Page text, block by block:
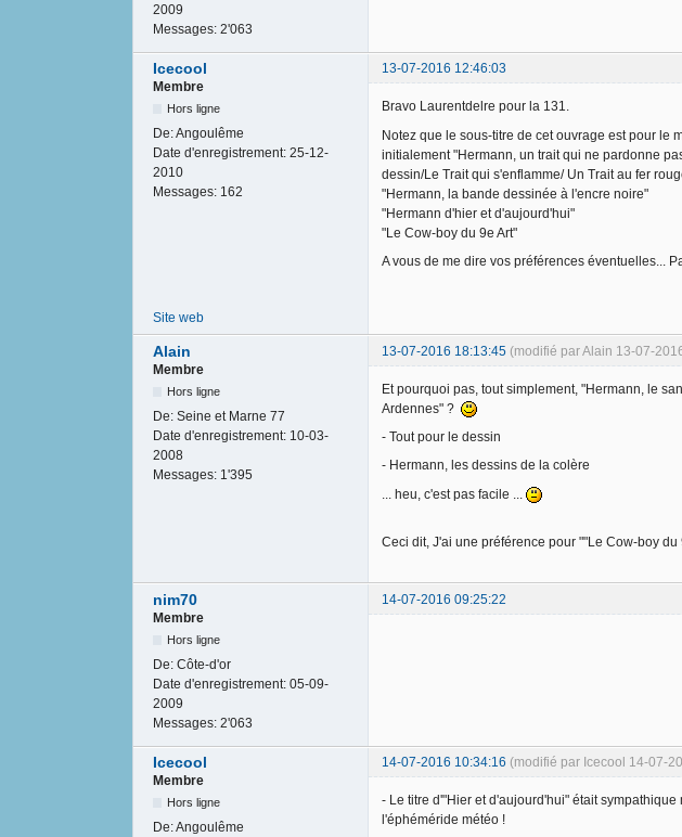
2009
Messages: 2'063
Icecool
13-07-2016 12:46:03
Membre
Hors ligne
De:Angoulême
Date d'enregistrement: 25-12-
2010
Messages: 162
Bravo Laurentdelre pour la 131.
Notez que le sous-titre de cet ouvrage est pour le
initialement "Hermann, un trait qui ne pardonne
dessin/Le Trait qui s'enflamme/ Un Trait au fer
"Hermann, la bande dessinée à l'encre noire"
"Hermann d'hier et d'aujourd'hui"
"Le Cow-boy du 9e Art"
A vous de me dire vos préférences éventuelles...
Site web
Alain 13-07-2016 18:13:45 (modifié par Alain 13-07-
Membre
Hors ligne
De: Seine et Marne 77
Date d'enregistrement: 10-03-
2008
Messages: 1'395
Et pourquoi pas, tout simplement, "Hermann, le
Ardennes" ?
- Tout pour le dessin
- Hermann, les dessins de la colère
... heu, c'est pas facile ...
Ceci dit, J'ai une préférence pour ""Le Cow-boy du
nim70
14-07-2016 09:25:22
Membre
Hors ligne
De: Côte-d'or
Date d'enregistrement: 05-09-
2009
Messages: 2'063
Icecool 14-07-2016 10:34:16 (modifié par Icecool 14-07-
Membre
Hors ligne
De:Angoulême
- Le titre d'"Hier et d'aujourd'hui" était
l'éphéméride météo !